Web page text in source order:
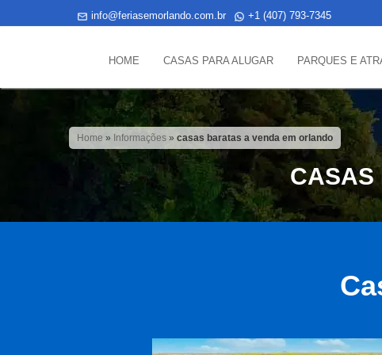
info@feriasemorlando.com.br +1 (407) 793-7345
HOME CASAS PARA ALUGAR PARQUES E
Home » Informações »casas baratas a venda em orlando
CASAS